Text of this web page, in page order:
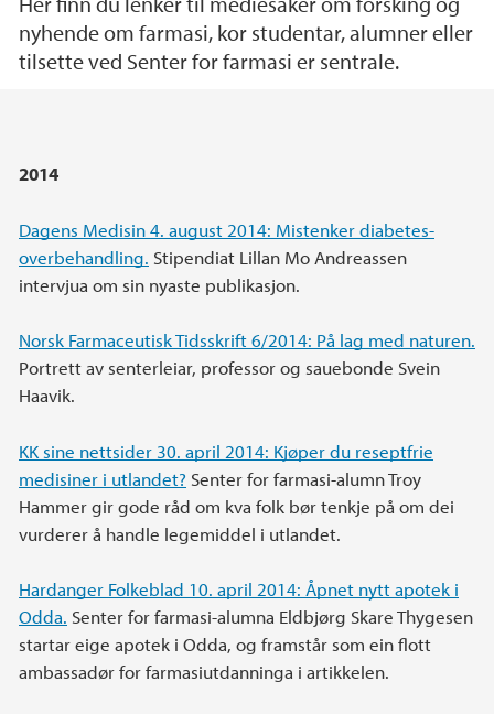
nyhende om farmasi, kor studentar, alumner eller
tilsette ved Senter for farmasi er sentrale.
2014
Dagens Medisin 4. august 2014: Mistenker diabetes-
overbehandling. Stipendiat Lillan Mo Andreassen
intervjua om sin nyaste publikasjon.
Norsk Farmaceutisk Tidsskrift 6/2014: På lag med naturen.
Portrett av senterleiar, professor og sauebonde Svein
Haavik.
KK sine nettsider 30. april 2014: Kjøper du reseptfrie
medisiner i utlandet? Senter for farmasi-alumn Troy
Hammer gir gode råd om kva folk bør tenkje på om dei
vurderer å handle legemiddel i utlandet.
Hardanger Folkeblad 10. april 2014: Åpnet nytt apotek i
Odda. Senter for farmasi-alumna Eldbjørg Skare Thygesen
startar eige apotek i Odda, og framstår som ein flott
ambassadør for farmasiutdanninga i artikkelen.